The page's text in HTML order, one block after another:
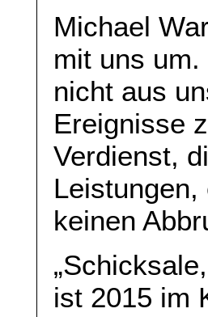
Michael
mit uns
nicht aus
Ereignisse
Verdienst,
keinen
ist 2015 im